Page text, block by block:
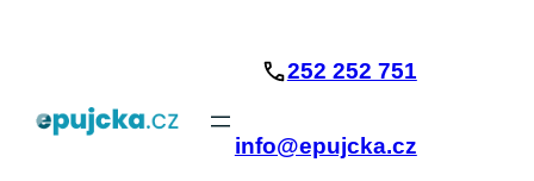
252 252 751
info@epujcka.cz